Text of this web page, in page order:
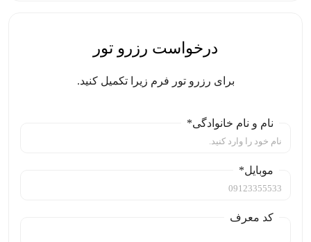
درخواست رزرو تور
برای رزرو تور فرم زیرا تکمیل کنید.
نام و نام خانوادگی*
موبایل*
کد معرف